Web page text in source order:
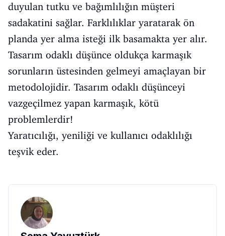
duyulan tutku ve bağımlılığın müşteri
sadakatini sağlar. Farklılıklar yaratarak ön
planda yer alma isteği ilk basamakta yer alır.
Tasarım odaklı düşünce oldukça karmaşık
sorunların üstesinden gelmeyi amaçlayan bir
metodolojidir. Tasarım odaklı düşünceyi
vazgeçilmez yapan karmaşık, kötü
problemlerdir!
Yaratıcılığı, yeniliği ve kullanıcı odaklılığı
teşvik eder.